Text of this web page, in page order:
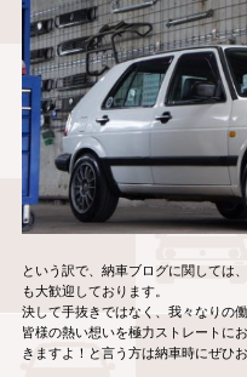
という訳で、納車ブログに関しては
も大歓迎しております。
決して手抜きではなく、我々なりの
皆様の熱い想いを極力ストレートに
きますよ！と言う方は納車時にぜひ